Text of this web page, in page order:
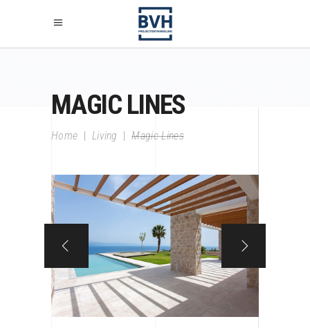
MAGIC LINES
Home Living |Magic Lines